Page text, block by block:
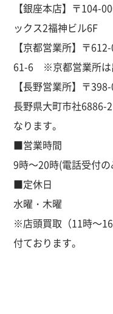
【銀座本店】〒104-
ックス2福神ビル6F
【京都営業所】〒
61-6 ※京都営業所は
【長野営業所】 〒
長野県大町市社
なります。
■営業時間
9時～20時(電話受付の
■定休日
水曜・木曜
※店頭買取（11時～
付ております。